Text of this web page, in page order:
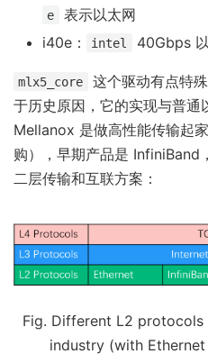
e
表示以太网
i40e：
intel 40Gbps
mlx5_core
这个驱动有点特
于历史原因，它的实现与普通
Mellanox 是做高性能传输起
购），早期产品是 InfiniBand
二层传输和互联方案：
Fig. Different L2
industry (with